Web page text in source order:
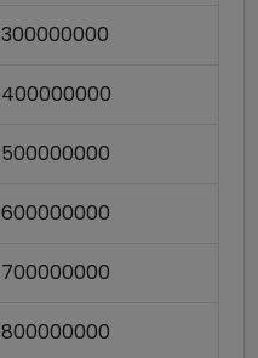
300000000
400000000
500000000
600000000
700000000
800000000